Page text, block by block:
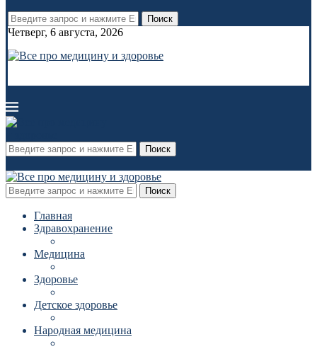
Поиск
Четверг, 6 августа, 2026
Поиск
Поиск
Главная
Здравохранение
Медицина
Здоровье
Детское здоровье
Народная медицина